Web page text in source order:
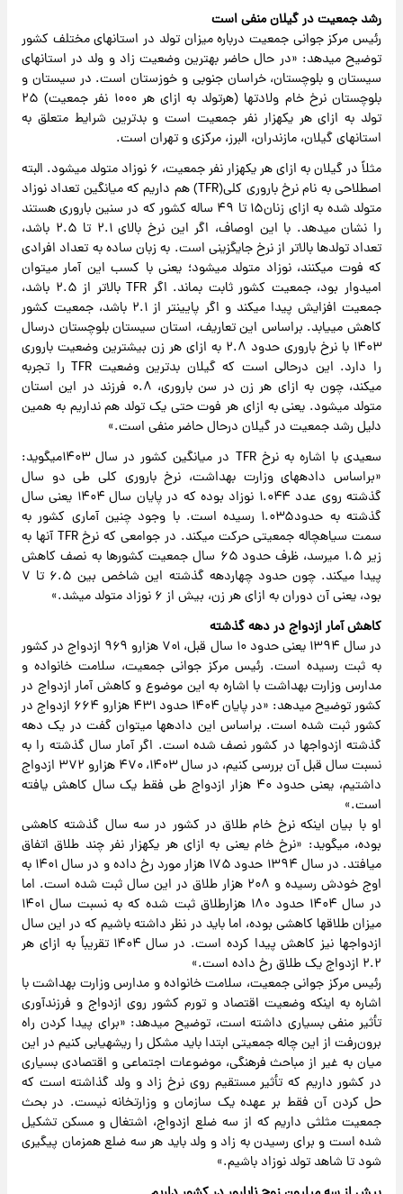
رشد جمعیت در گیلان منفی است
رئیس مرکز جوانی جمعیت درباره میزان تولد در استان‎های مختلف کشور
توضیح می‎دهد: «در حال حاضر بهترین وضعیت زاد و ولد در استان‎های
سیستان و بلوچستان، خراسان جنوبی و خوزستان است. در سیستان و
بلوچستان نرخ خام ولادت‎ها (هرتولد به ازای هر ۱۰۰۰ نفر جمعیت) ۲۵
تولد به ازای هر یکهزار نفر جمعیت است و بدترین شرایط متعلق به
استان‎های گیلان، مازندران، البرز، مرکزی و تهران است.
مثلاً در گیلان به ازای هر یکهزار نفر جمعیت، ۶ نوزاد متولد می‎شود. البته
اصطلاحی به نام نرخ باروری کلی(TFR) هم داریم که میانگین تعداد نوزاد
متولد شده به ازای زنان۱۵ تا ۴۹ ساله کشور که در سنین باروری هستند
را نشان می‎دهد. با این اوصاف، اگر این نرخ بالای ۲.۱ تا ۲.۵ باشد،
تعداد تولدها بالاتر از نرخ جایگزینی است. به زبان ساده به تعداد افرادی
که فوت می‎کنند، نوزاد متولد می‎شود؛ یعنی با کسب این آمار می‎توان
امیدوار بود، جمعیت کشور ثابت بماند. اگر TFR بالاتر از ۲.۵ باشد،
جمعیت افزایش پیدا می‎کند و اگر پایین‎تر از ۲.۱ باشد، جمعیت کشور
کاهش می‎یابد. براساس این تعاریف، استان سیستان بلوچستان درسال
۱۴۰۳ با نرخ باروری حدود ۲.۸ به ازای هر زن بیشترین وضعیت باروری
را دارد. این درحالی است که گیلان بدترین وضعیت TFR را تجربه
می‎کند، چون به ازای هر زن در سن باروری، ۰.۸ فرزند در این استان
متولد می‎شود. یعنی به ازای هر فوت حتی یک تولد هم نداریم به همین
دلیل رشد جمعیت در گیلان درحال حاضر منفی است.»
سعیدی با اشاره به نرخ TFR در میانگین کشور در سال ۱۴۰۳می‎گوید:
«براساس داده‎های وزارت بهداشت، نرخ باروری کلی طی دو سال
گذشته روی عدد ۱.۰۴۴ نوزاد بوده که در پایان سال ۱۴۰۴ یعنی سال
گذشته به حدود۱.۰۳۵ رسیده است. با وجود چنین آماری کشور به
سمت سیاهچاله جمعیتی حرکت می‎کند. در جوامعی که نرخ TFR آنها به
زیر ۱.۵ می‎رسد، ظرف حدود ۶۵ سال جمعیت کشورها به نصف کاهش
پیدا می‎کند. چون حدود چهاردهه گذشته این شاخص بین ۶.۵ تا ۷
بود، یعنی آن دوران به ازای هر زن، بیش از ۶ نوزاد متولد می‎شد.»
کاهش آمار ازدواج در دهه گذشته
در سال ۱۳۹۴ یعنی حدود ۱۰ سال قبل، ۷۰۱ هزارو ۹۶۹ ازدواج در کشور
به ثبت رسیده است. رئیس مرکز جوانی جمعیت، سلامت خانواده و
مدارس وزارت بهداشت با اشاره به این موضوع و کاهش آمار ازدواج در
کشور توضیح می‎دهد: «در پایان ۱۴۰۴ حدود ۴۳۱ هزارو ۶۶۴ ازدواج در
کشور ثبت شده است. براساس این داده‎ها می‎توان گفت در یک دهه
گذشته ازدواج‎ها در کشور نصف شده است. اگر آمار سال گذشته را به
نسبت سال قبل آن بررسی کنیم، در سال ۱۴۰۳، ۴۷۰ هزارو ۳۷۲ ازدواج
داشتیم، یعنی حدود ۴۰ هزار ازدواج طی فقط یک سال کاهش یافته
است.»
او با بیان اینکه نرخ خام طلاق در کشور در سه سال گذشته کاهشی
بوده، می‎گوید: «نرخ خام یعنی به ازای هر یکهزار نفر چند طلاق اتفاق
می‎افتد. در سال ۱۳۹۴ حدود ۱۷۵ هزار مورد رخ داده و در سال ۱۴۰۱ به
اوج خودش رسیده و ۲۰۸ هزار طلاق در این سال ثبت شده است. اما
در سال ۱۴۰۴ حدود ۱۸۰ هزارطلاق ثبت شده که به نسبت سال ۱۴۰۱
میزان طلاق‎ها کاهشی بوده، اما باید در نظر داشته باشیم که در این سال
ازدواج‎ها نیز کاهش پیدا کرده است. در سال ۱۴۰۴ تقریباً به ازای هر
۲.۲ ازدواج یک طلاق رخ داده است.»
رئیس مرکز جوانی جمعیت، سلامت خانواده و مدارس وزارت بهداشت با
اشاره به اینکه وضعیت اقتصاد و تورم کشور روی ازدواج و فرزندآوری
تأثیر منفی بسیاری داشته است، توضیح می‎دهد: «برای پیدا کردن راه
برون‌رفت از این چاله جمعیتی ابتدا باید مشکل را ریشه‎یابی کنیم در این
میان به غیر از مباحث فرهنگی، موضوعات اجتماعی و اقتصادی بسیاری
در کشور داریم که تأثیر مستقیم روی نرخ زاد و ولد گذاشته است که
حل کردن آن فقط بر عهده یک سازمان و وزارتخانه نیست. در بحث
جمعیت مثلثی داریم که از سه ضلع ازدواج، اشتغال و مسکن تشکیل
شده است و برای رسیدن به زاد و ولد باید هر سه ضلع همزمان پیگیری
شود تا شاهد تولد نوزاد باشیم.»